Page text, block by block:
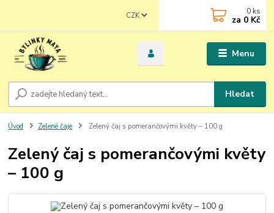
Menu
CZK
Hledat
0 ks
za 0 Kč
Úvod Zelené čaje Zelený čaj s pomerančovými květy – 100 g
Zelený čaj s pomerančovými květy
– 100 g